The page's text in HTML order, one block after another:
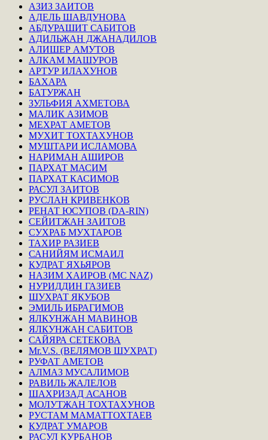
АЗИЗ ЗАИТОВ
АДЕЛЬ ШАВДУНОВА
АБДУРАШИТ САБИТОВ
АДИЛЬЖАН ДЖАНАДИЛОВ
АЛИШЕР АМУТОВ
АЛКАМ МАШУРОВ
АРТУР ИЛАХУНОВ
БАХАРА
БАТУРЖАН
ЗУЛЬФИЯ АХМЕТОВА
МАЛИК АЗИМОВ
МЕХРАТ АМЕТОВ
МУХИТ ТОХТАХУНОВ
МУШТАРИ ИСЛАМОВА
НАРИМАН АШИРОВ
ПАРХАТ МАСИМ
ПАРХАТ КАСИМОВ
РАСУЛ ЗАИТОВ
РУСЛАН КРИВЕНКОВ
РЕНАТ ЮСУПОВ (DA-RIN)
СЕЙИТЖАН ЗАИТОВ
СУХРАБ МУХТАРОВ
ТАХИР РАЗИЕВ
САНИЙЯМ ИСМАИЛ
КУДРАТ ЯХЬЯРОВ
НАЗИМ ХАИРОВ (MC NAZ)
НУРИДДИН ГАЗИЕВ
ШУХРАТ ЯКУБОВ
ЭМИЛЬ ИБРАГИМОВ
ЯЛКУНЖАН МАВИНОВ
ЯЛКУНЖАН САБИТОВ
САЙЯРА СЕТЕКОВА
Mr.V.S. (ВЕЛЯМОВ ШУХРАТ)
РУФАТ АМЕТОВ
АЛМАЗ МУСАЛИМОВ
РАВИЛЬ ЖАЛЕЛОВ
ШАХРИЗАД АСАНОВ
МОЛУТЖАН ТОХТАХУНОВ
РУСТАМ МАМАТТОХТАЕВ
КУДРАТ УМАРОВ
РАСУЛ КУРБАНОВ